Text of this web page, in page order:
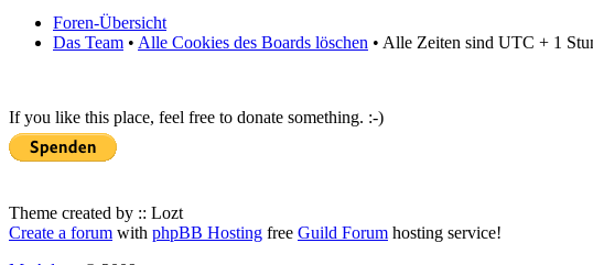
Foren-Übersicht
Das Team • Alle Cookies des Boards löschen • Alle Zeiten sind UTC + 1
If you like this place, feel free to donate something. :-)
Theme created by :: Lozt
Create a forum with phpBB Hosting free Guild Forum hosting service!